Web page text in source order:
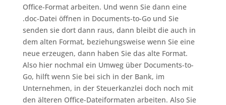
Office-Format arbeiten. Und wenn Sie dann eine
.doc-Datei öffnen in Documents-to-Go und Sie
senden sie dort dann raus, dann bleibt die auch in
dem alten Format, beziehungsweise wenn Sie eine
neue erzeugen, dann haben Sie das alte Format.
Also hier nochmal ein Umweg über Documents-to-
Go, hilft wenn Sie bei sich in der Bank, im
Unternehmen, in der Steuerkanzlei doch noch mit
den älteren Office-Dateiformaten arbeiten. Also Sie